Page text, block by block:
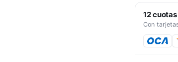
12
Con